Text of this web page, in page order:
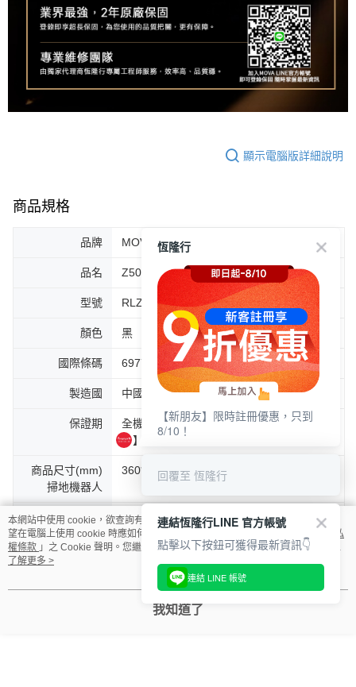
顯示電腦版詳細說明
商品規格
品牌 MOVA
品名 Z50 Ultra 履帶式熱活水循環掃拖機
型號 RLZ92CE
顏色 黑
國際條碼 6977728943312
製造國 中國
保證期
全機2年，恆隆行會員線上購物享【自動保
固】服務
商品尺寸(mm)
掃地機器人
360*360*111 mm
商品尺寸(mm)
基座
460*390*545 mm
包裝尺寸(mm)
482*456*640mm
15370g
本網站中使用 cookie，欲查詢有關本網站使用 cookie 方式之詳情，及若您不希
望在電腦上使用 cookie 時應如何變更電腦的 cookie 設定，請參閱本網站「
隱私
權條款 」之 Cookie 聲明。您繼續使用本網站即表示您同意本公司得按本網站使
用條款之 Cookie 聲明使用 cookie。
了解更多 >
我知道了
恆隆行
【新朋友】限時註冊優惠，只到
8/10！
回覆至 恆隆行
連結恆隆行LINE 官方帳號
點擊以下按鈕可獲得最新資訊👇
連結 LINE 帳號